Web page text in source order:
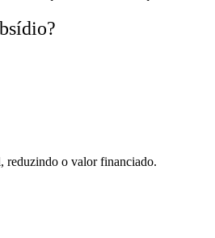
reduzindo o valor financiado.